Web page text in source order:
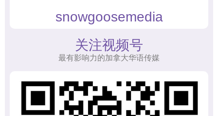
snowgoosemedia
关注视频号
最有影响力的加拿大华语传媒